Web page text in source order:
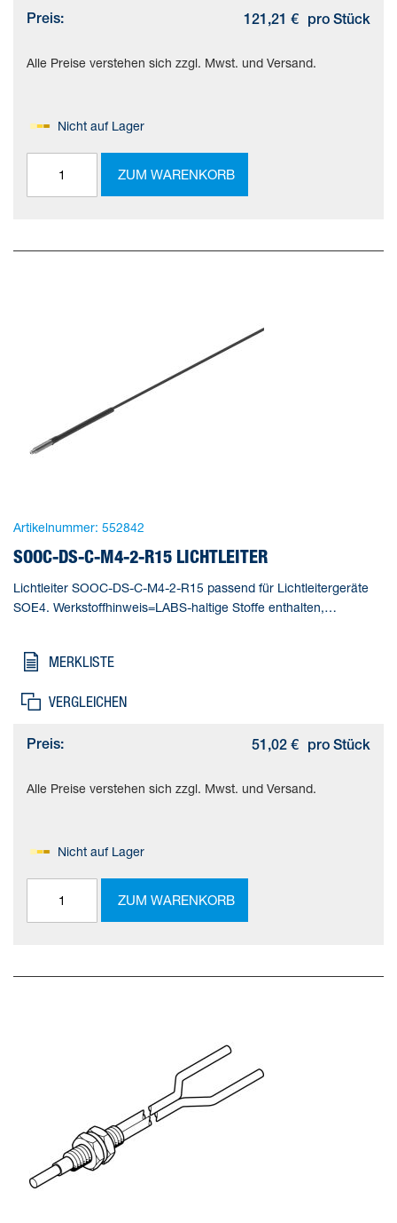
Preis: 121,21 € pro Stück
Alle Preise verstehen sich zzgl. Mwst. und Versand.
Nicht auf Lager
ZUM WARENKORB
Artikelnummer: 552842
SOOC-DS-C-M4-2-R15 LICHTLEITER
Lichtleiter SOOC-DS-C-M4-2-R15 passend für Lichtleitergeräte
SOE4. Werkstoffhinweis=LABS-haltige Stoffe enthalten,
Reichweite=75 mm
MERKLISTE
VERGLEICHEN
Preis: 51,02 € pro Stück
Alle Preise verstehen sich zzgl. Mwst. und Versand.
Nicht auf Lager
ZUM WARENKORB